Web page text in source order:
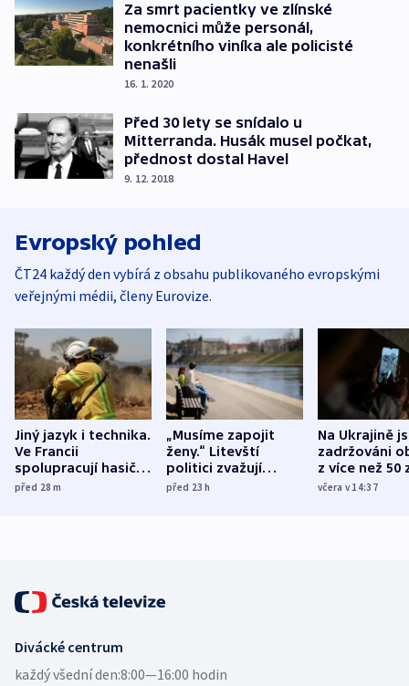
Za smrt pacientky ve zlínské
nemocnici může personál,
konkrétního viníka ale policisté
nenašli
16. 1. 2020
Před 30 lety se snídalo u
Mitterranda. Husák musel počkat,
přednost dostal Havel
9. 12. 2018
Evropský pohled
ČT24 každý den vybírá z obsahu publikovaného evropskými
veřejnými médii, členy Eurovize.
Jiný jazyk i technika.
Ve Francii
spolupracují hasiči z
různých zemí
před 28m
„Musíme zapojit
ženy.“ Litevští
politici zvažují
dohodu o
před 23h
Na Ukrajině
zadržováni
z více než 50
Bojovali na
včera v 14:37
Divácké centrum
každý všední den:8:00—16:00 hodin